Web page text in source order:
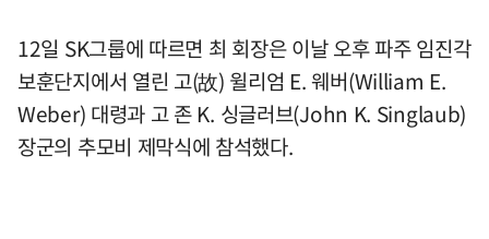
12일 SK그룹에 따르면 최 회장은 이날 오후 파주 임진각
보훈단지에서 열린 고(故) 윌리엄 E. 웨버(William E.
Weber) 대령과 고 존 K. 싱글러브(John K. Singlaub)
장군의 추모비 제막식에 참석했다.